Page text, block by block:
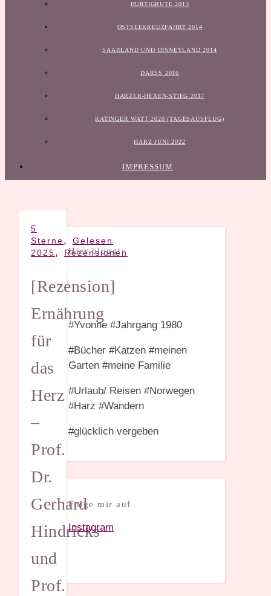
HURTIGRUTE 2013
OSTSEEKREUZFAHRT 2014
SAARLAND UND DISNEYLAND 2014
DARSS 2016
HARZER-HEXEN-STIEG 2017
KATINGER WATT 2020 (TAGESAUSFLUG)
HARZ JUNI 2022
IMPRESSUM
5
Sterne, Gelesen
2025, Rezensionen
[Rezension]
Ernährung
für
das
Herz
–
Prof.
Dr.
Gerhard
Hindricks
und
Prof.
Hier bloggt:
#Yvonne #Jahrgang 1980
#Bücher #Katzen #meinen
Garten #meine Familie
#Urlaub/ Reisen #Norwegen
#Harz #Wandern
#glücklich vergeben
Folge mir auf
Instagram